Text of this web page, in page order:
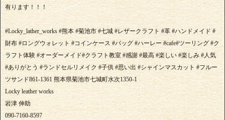
有ります！！！
#Locky_lather_works #熊本 #菊池市 #七城 #レザークラフト #革 #ハンドメイド #
財布 #ロングウォレット #コインケース #バッグ #ハーレー #cafe#ツーリング #ク
ラフト体験 #オーダーメイド#クラフト教室 #感謝 #最高 #楽しい #楽しみ #人気
#ありがとう #ランドセルリメイク #子供 #思い出 #シャインマスカット #フルー
ツサンド861-1361 熊本県菊池市七城町水次1350-1
Locky leather works
岩津 伸助
090-7160-8597